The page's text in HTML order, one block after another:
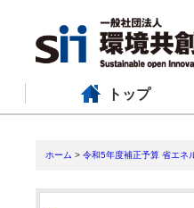
トップ
ホーム > 令和5年度補正予算 省エネ